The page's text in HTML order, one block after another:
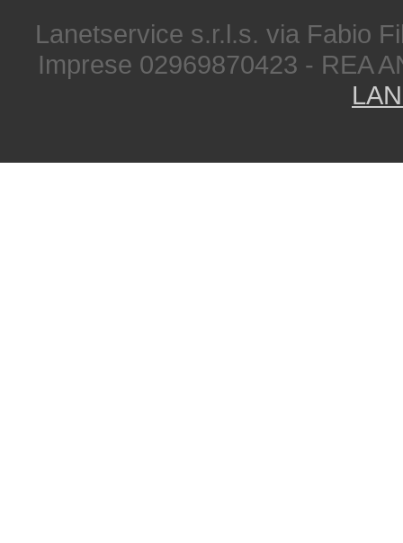
Lanetservice s.r.l.s. via Fabio
Imprese 02969870423 - REA